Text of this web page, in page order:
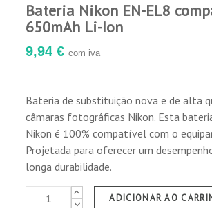
Bateria Nikon EN-EL8
650mAh Li-Ion
9,94 € com iva
Bateria de substituição nova e de alta
câmaras fotográficas Nikon. Esta
Nikon é 100% compatível com o
Projetada para oferecer um
longa durabilidade.
ADICIONAR AO